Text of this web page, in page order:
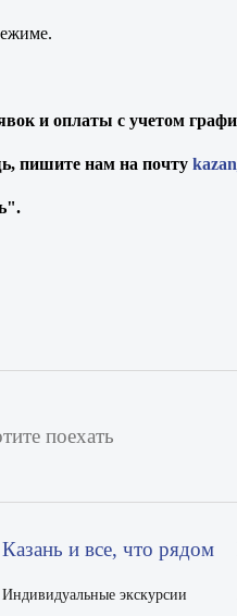
и оплаты с учетом
пишите нам на почту
Казань и все, что рядом
Индивидуальные экскурсии